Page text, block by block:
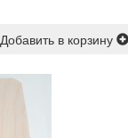
Добавить в корзину